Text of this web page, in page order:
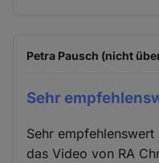
Petra Pausch (nicht
Sehr
Sehr
das Video von RA